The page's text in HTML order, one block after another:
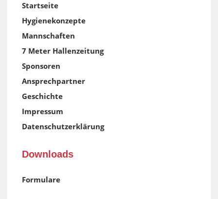
Startseite
Hygienekonzepte
Mannschaften
7 Meter Hallenzeitung
Sponsoren
Ansprechpartner
Geschichte
Impressum
Datenschutzerklärung
Downloads
Formulare